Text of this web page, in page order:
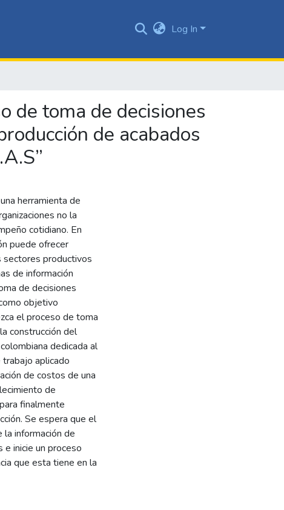
Log In
de toma de decisiones
de acabados
herramienta de
no la
cotidiano. En
puede ofrecer
sectores productivos
de información
de decisiones
objetivo
el proceso de toma
construcción del
dedicada al
aplicado
de costos de una
de
finalmente
Se espera que el
información de
inicie un proceso
que esta tiene en la